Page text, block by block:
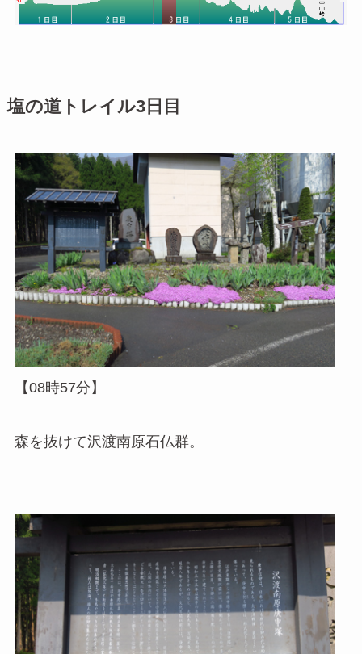
塩の道トレイル3日目
【08時57分】
森を抜けて沢渡南原石仏群。